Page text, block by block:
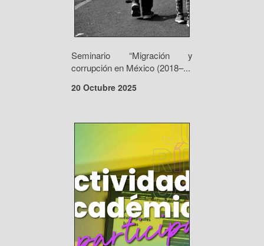
Seminario “Migración y
corrupción en México (2018–...
20 Octubre 2025